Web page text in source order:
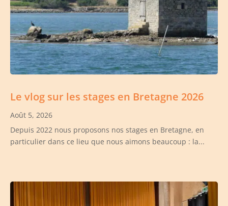
Le vlog sur les stages en Bretagne 2026
Août 5, 2026
Depuis 2022 nous proposons nos stages en Bretagne, en
particulier dans ce lieu que nous aimons beaucoup : la...